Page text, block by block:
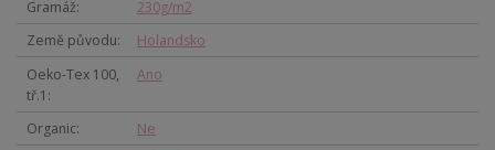
Gramáž
230g/m2
Země původu
Holandsko
Oeko-Tex 100,
tř.1
Ano
Organic
Ne